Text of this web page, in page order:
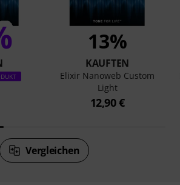
13%
KAUFTEN
Elixir Nanoweb Custom
Light
12,90 €
Vergleichen